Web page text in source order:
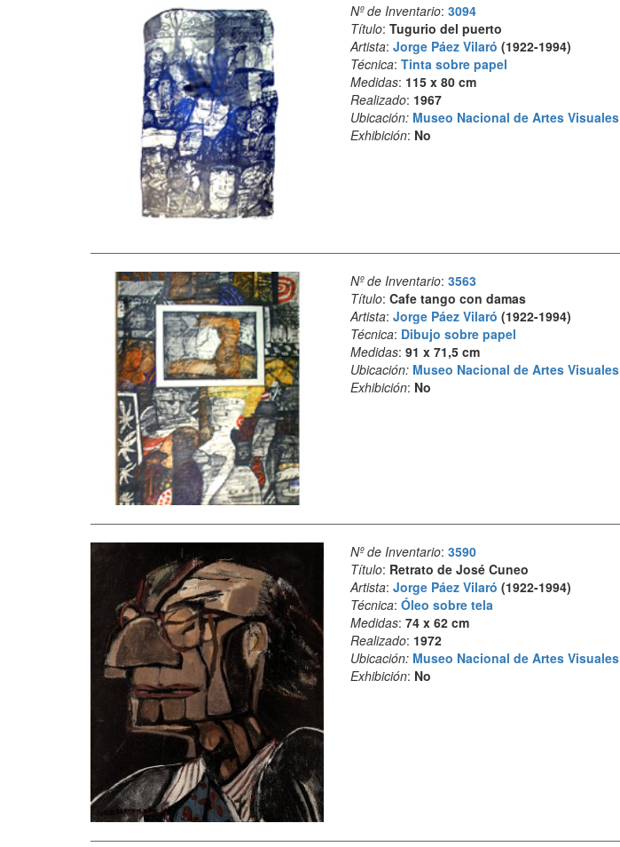
Nº de Inventario: 3094
Título: Tugurio del puerto
Artista: Jorge Páez Vilaró (1922-1994)
Técnica: Tinta sobre papel
Medidas: 115 x 80 cm
Realizado: 1967
Ubicación: Museo Nacional de Artes Visuales
Exhibición: No
Nº de Inventario: 3563
Título: Cafe tango con damas
Artista: Jorge Páez Vilaró (1922-1994)
Técnica: Dibujo sobre papel
Medidas: 91 x 71,5 cm
Ubicación: Museo Nacional de Artes Visuales
Exhibición: No
Nº de Inventario: 3590
Título: Retrato de José Cuneo
Artista: Jorge Páez Vilaró (1922-1994)
Técnica: Óleo sobre tela
Medidas: 74 x 62 cm
Realizado: 1972
Ubicación: Museo Nacional de Artes Visuales
Exhibición: No